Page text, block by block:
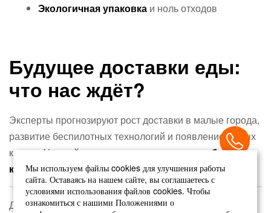
Экологичная упаковка и ноль отходов
Будущее доставки еды:
что нас ждёт?
Эксперты прогнозируют рост доставки в малые города,
развитие беспилотных технологий и появление умных
кухонь. Уже сейчас тестируютсядроны и роботы-
курьеры.
Доставка еды в России прошла путь от редкой услуги
Мы используем файлы cookies для улучшения работы
сайта. Оставаясь на нашем сайте, вы соглашаетесь с
условиями использования файлов cookies. Чтобы
ознакомиться с нашими Положениями о